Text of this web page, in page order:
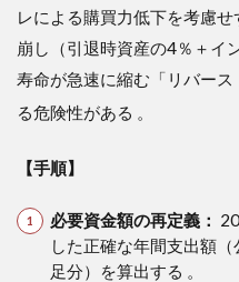
レによる購買力低下を考慮
崩し（引退時資産の4％＋イ
寿命が急速に縮む「リバー
る危険性がある 。
【手順】
必要資金額の再定義：
した正確な年間支出額
足分）を算出する 。